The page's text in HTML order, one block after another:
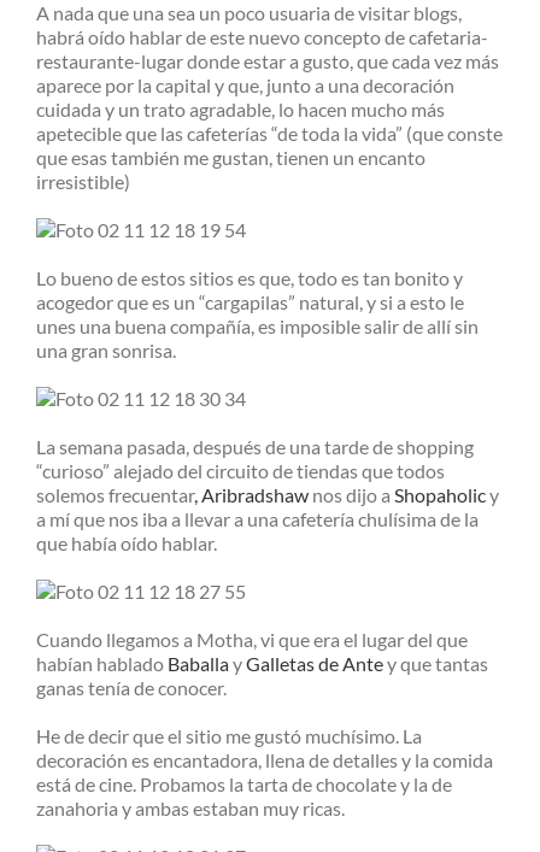
A nada que una sea un poco usuaria de visitar blogs,
habrá oído hablar de este nuevo concepto de cafetaria-
restaurante-lugar donde estar a gusto, que cada vez más
aparece por la capital y que, junto a una decoración
cuidada y un trato agradable, lo hacen mucho más
apetecible que las cafeterías “de toda la vida” (que conste
que esas también me gustan, tienen un encanto
irresistible)
Lo bueno de estos sitios es que, todo es tan bonito y
acogedor que es un “cargapilas” natural, y si a esto le
unes una buena compañía, es imposible salir de allí sin
una gran sonrisa.
La semana pasada, después de una tarde de shopping
“curioso” alejado del circuito de tiendas que todos
solemos frecuentar, Aribradshaw nos dijo a Shopaholicy
a mí que nos iba a llevar a una cafetería chulísima de la
que había oído hablar.
Cuando llegamos a Motha, vi que era el lugar del que
habían hablado BaballayGalletas de Antey que tantas
ganas tenía de conocer.
He de decir que el sitio me gustó muchísimo. La
decoración es encantadora, llena de detalles y la comida
está de cine. Probamos la tarta de chocolate y la de
zanahoria y ambas estaban muy ricas.